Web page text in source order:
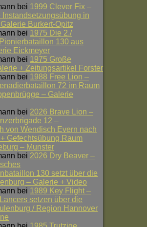
bei 1999 Clever Fix –
Instandsetzungsübung in
Burkert-Opitz
bei 1975 Die 2./
130 aus
Eickmeyer
bei 1975 Große
+ Zeitungsartikel Forster
bei 1988 Free Lion –
72 im Raum
– Galerie
bei 2026 Brave Lion –
12 –
von Wendisch Evern nach
Gefechtsübung Raum
– Munster
bei 2026 Dry Beaver –
130 setzt über die
– Galerie + Video
bei 1989 Key Flight –
setzen über die
/ Region Hannover